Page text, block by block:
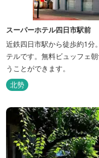
スーパーホテル四日市駅前
近鉄四日市駅から徒歩約1分
テルです。無料ビュッフェ
うことができます。
北勢